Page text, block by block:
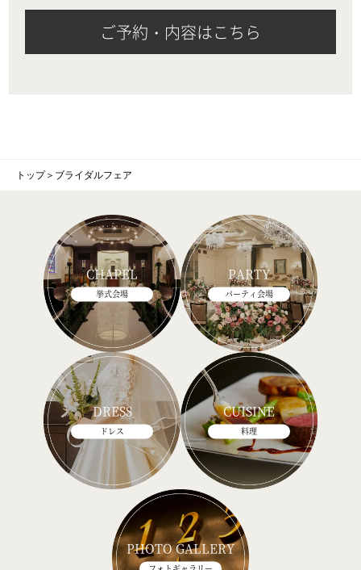
ご予約・内容はこちら
トップ＞ ブライダルフェア
CHAPEL
挙式会場
PARTY
パーティ会場
DRESS
ドレス
CUISINE
料理
PHOTO GALLERY